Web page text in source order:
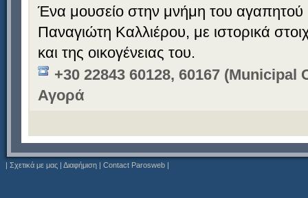
Ένα μουσείο στην μνήμη του
Παναγιώτη Καλλιέρου, με ιστορικά
και της οικογένειας του.
+30 22843 60128, 60167 (Municipal
Αγορά
| Σχετικά με μας | Διαφήμιση | Contact Parosweb |